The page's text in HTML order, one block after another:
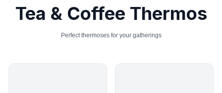
Tea & Coffee Thermos
Perfect thermoses for your gatherings